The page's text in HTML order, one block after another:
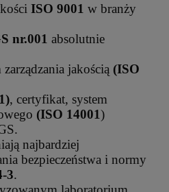
ISO 9001 w branży
nr.001 absolutnie
jakością (ISO
, certyfikat, system
(ISO 14001)
najbardziej
bezpieczeństwa i normy
3.